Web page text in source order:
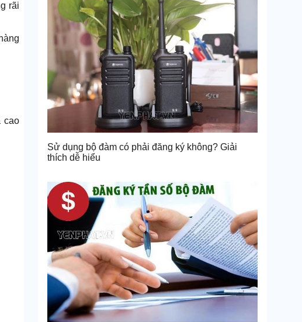
rãi
cao
Sử dụng bộ đàm có phải đăng ký không? Giải
thích dễ hiểu